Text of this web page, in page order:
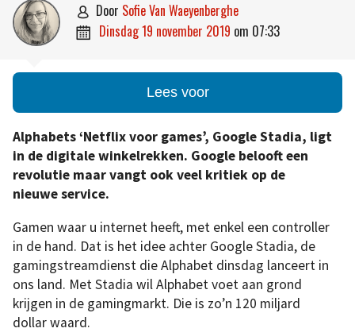
 door Sofie Van Waeyenberghe
 dinsdag 19 november 2019 om 07:33
Lees voor
Alphabets ‘Netflix voor games’, Google Stadia, ligt
in de digitale winkelrekken. Google belooft een
revolutie maar vangt ook veel kritiek op de
nieuwe service.
Gamen waar u internet heeft, met enkel een controller
in de hand. Dat is het idee achter Google Stadia, de
gamingstreamdienst die Alphabet dinsdag lanceert in
ons land. Met Stadia wil Alphabet voet aan grond
krijgen in de gamingmarkt. Die is zo’n 120 miljard
dollar waard.